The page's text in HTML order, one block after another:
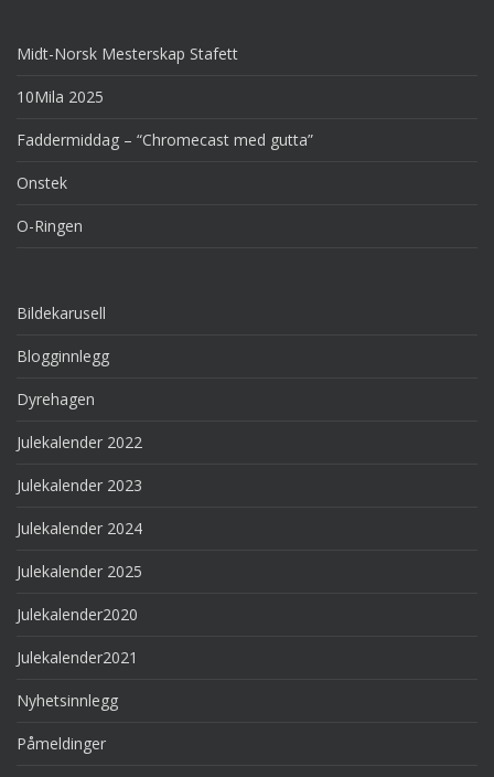
Midt-Norsk Mesterskap Stafett
10Mila 2025
Faddermiddag – “Chromecast med gutta”
Onstek
O-Ringen
Bildekarusell
Blogginnlegg
Dyrehagen
Julekalender 2022
Julekalender 2023
Julekalender 2024
Julekalender 2025
Julekalender2020
Julekalender2021
Nyhetsinnlegg
Påmeldinger